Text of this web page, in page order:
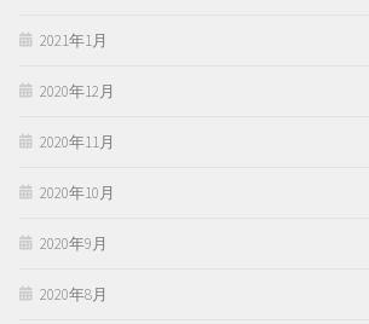
2021年1月
2020年12月
2020年11月
2020年10月
2020年9月
2020年8月